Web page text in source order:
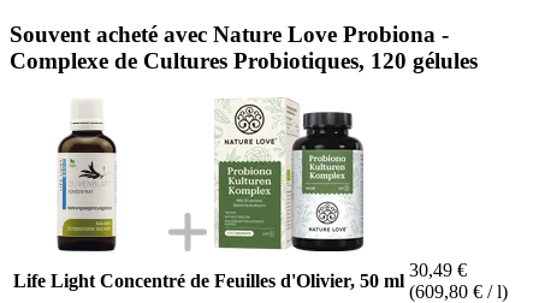
Souvent acheté avec Nature Love Probiona -
Complexe de Cultures Probiotiques, 120 gélules
Life Light Concentré de Feuilles d'Olivier, 50 ml
30,49 €
(609,80 € / l)